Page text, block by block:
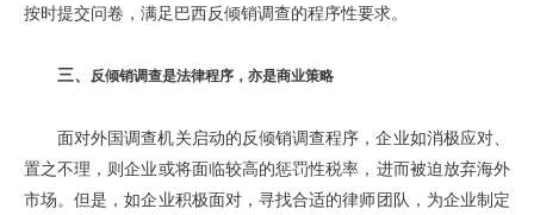
按时提交问卷，满足巴西反倾销调查的程序性要求。
三、 反倾销调查是法律程序，亦是商业策略
面对外国调查机关启动的反倾销调查程序，企业如消极应对、
置之不理，则企业或将面临较高的惩罚性税率，进而被迫放弃海外
市场。但是，如企业积极面对，寻找合适的律师团队，为企业制定